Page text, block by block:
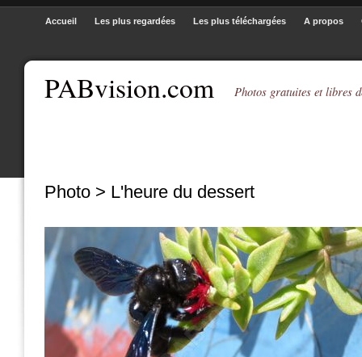
PABvision.com Photos gratuites et libres
Accueil Les plus regardées Les plus téléchargées A propos
Photo > L'heure du dessert